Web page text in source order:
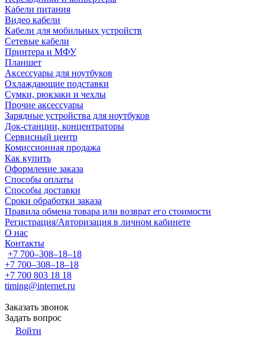
Кабели питания
Видео кабели
Кабели для мобильных устройств
Сетевые кабели
Принтера и МФУ
Планшет
Аксессуары для ноутбуков
Охлаждающие подставки
Сумки, рюкзаки и чехлы
Прочие аксессуары
Зарядные устройства для ноутбуков
Док-станции, концентраторы
Сервисный центр
Комиссионная продажа
Как купить
Оформление заказа
Способы оплаты
Способы доставки
Сроки обработки заказа
Правила обмена товара или возврат его стоимости
Регистрация/Авторизация в личном кабинете
О нас
Контакты
+7 700‒308‒18‒18
+7 700‒308‒18‒18
+7 700 803 18 18
timing@internet.ru
Заказать звонок
Задать вопрос
Войти